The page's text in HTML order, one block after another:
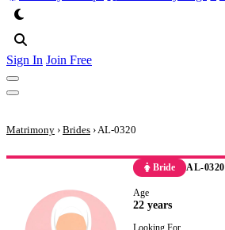
Sign In Join Free
Matrimony › Brides › AL-0320
Bride AL-0320
Age
22 years
Looking For